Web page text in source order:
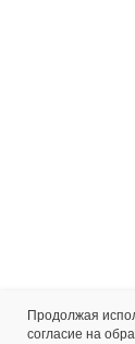
Продолжая
согласие на